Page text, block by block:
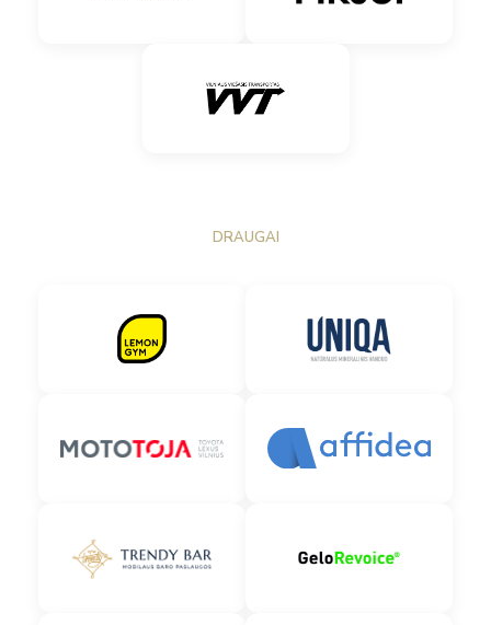
DRAUGAI